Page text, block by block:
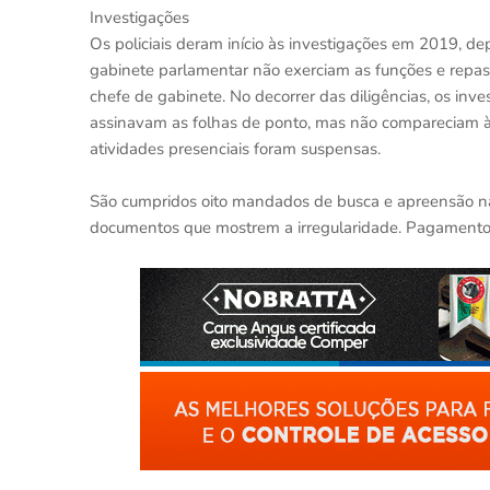
Investigações
Os policiais deram início às investigações em 2019,
gabinete parlamentar não exerciam as funções e
chefe de gabinete. No decorrer das diligências, os
assinavam as folhas de ponto, mas não
atividades presenciais foram suspensas.
São cumpridos oito mandados de busca e apreensão
documentos que mostrem a irregularidade.